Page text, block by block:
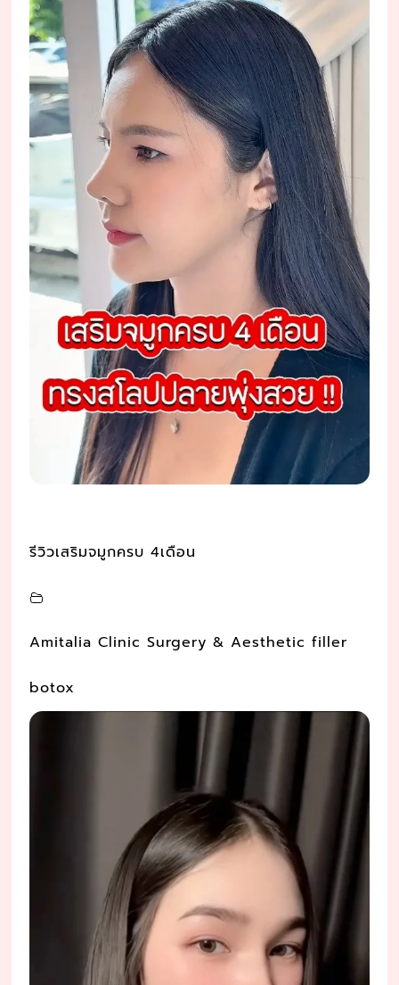
รีวิวเสริมจมูกครบ 4เดือน
Amitalia Clinic Surgery & Aesthetic filler
botox